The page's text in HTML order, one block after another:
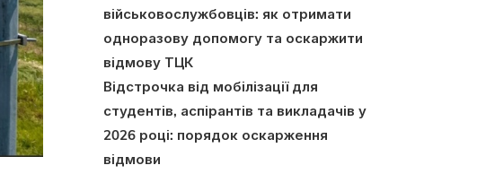
військовослужбовців: як отримати
одноразову допомогу та оскаржити
відмову ТЦК
Відстрочка від мобілізації для
студентів, аспірантів та викладачів у
2026 році: порядок оскарження
відмови